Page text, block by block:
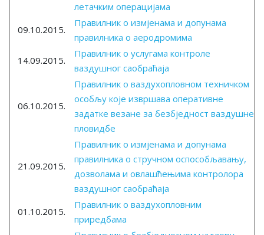
летачким операцијама
09.10.2015.
Правилник о измјенама и допунама
правилника о аеродромима
14.09.2015.
Правилник о услугама контроле
ваздушног саобраћаја
06.10.2015.
Правилник о ваздухопловном техничком
особљу које извршава оперативне
задатке везане за безбједност ваздушне
пловидбе
21.09.2015.
Правилник о измјенама и допунама
правилника о стручном оспособљавању,
дозволама и овлашћењима контролора
ваздушног саобраћаја
01.10.2015.
Правилник о ваздухопловним
приредбама